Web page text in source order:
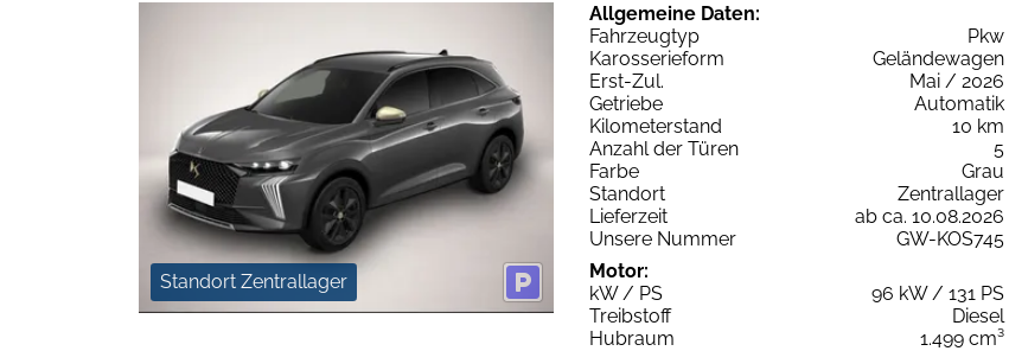
Standort Zentrallager
Allgemeine Daten:
Fahrzeugtyp
Pkw
Karosserieform
Geländewagen
Erst-Zul.
Mai / 2026
Getriebe
Automatik
Kilometerstand
10 km
Anzahl der Türen
5
Farbe
Grau
Standort
Zentrallager
Lieferzeit
ab ca. 10.08.2026
Unsere Nummer
GW-KOS745
Motor:
kW / PS
96 kW / 131 PS
Treibstoff
Diesel
Hubraum
1.499 cm³